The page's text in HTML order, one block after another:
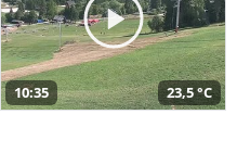
10:35 23,5 °C